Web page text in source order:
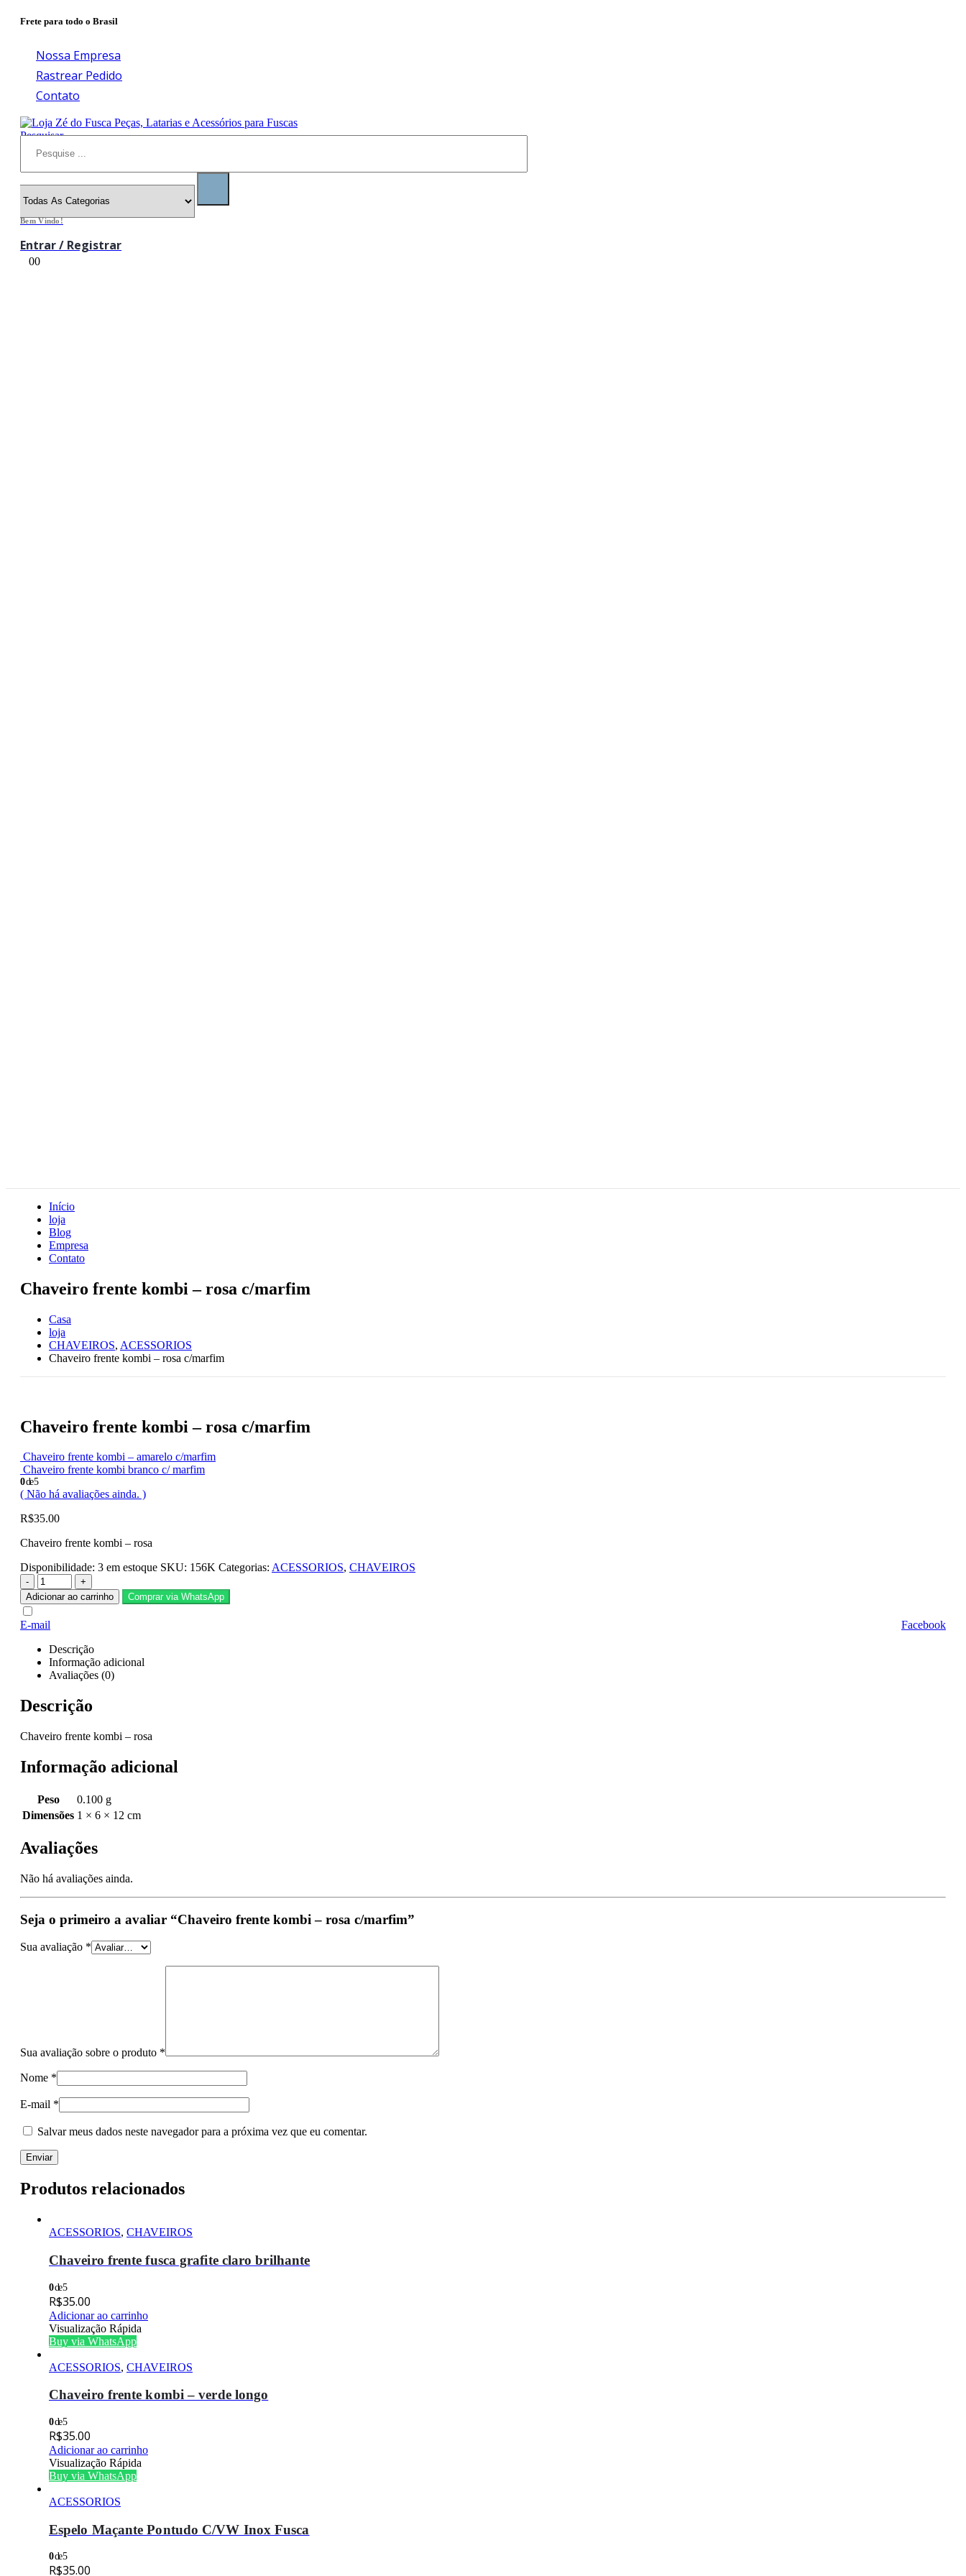
Frete para todo o Brasil
Nossa Empresa
Rastrear Pedido
Contato
Pesquisar
Bem Vindo!
Entrar / Registrar
00
Início
loja
Blog
Empresa
Contato
Chaveiro frente kombi – rosa c/marfim
Casa
loja
CHAVEIROS, ACESSORIOS
Chaveiro frente kombi – rosa c/marfim
Chaveiro frente kombi – rosa c/marfim
Chaveiro frente kombi – amarelo c/marfim
Chaveiro frente kombi branco c/ marfim
0de 5
( Não há avaliações ainda. )
R$35.00
Chaveiro frente kombi – rosa
Disponibilidade: 3 em estoque SKU: 156K Categorias: ACESSORIOS, CHAVEIROS
-
+
Adicionar ao carrinho
Comprar via WhatsApp
Facebook
E-mail
Descrição
Informação adicional
Avaliações (0)
Descrição
Chaveiro frente kombi – rosa
Informação adicional
Peso
0.100 g
Dimensões 1 × 6 × 12 cm
Avaliações
Não há avaliações ainda.
Seja o primeiro a avaliar “Chaveiro frente kombi – rosa c/marfim”
Sua avaliação *
Sua avaliação sobre o produto *
Nome *
E-mail *
Salvar meus dados neste navegador para a próxima vez que eu comentar.
Produtos relacionados
ACESSORIOS, CHAVEIROS
Chaveiro frente fusca grafite claro brilhante
0de 5
R$35.00
Adicionar ao carrinho
Visualização Rápida
Buy via WhatsApp
ACESSORIOS, CHAVEIROS
Chaveiro frente kombi – verde longo
0de 5
R$35.00
Adicionar ao carrinho
Visualização Rápida
Buy via WhatsApp
ACESSORIOS
Espelo Maçante Pontudo C/VW Inox Fusca
0de 5
R$35.00